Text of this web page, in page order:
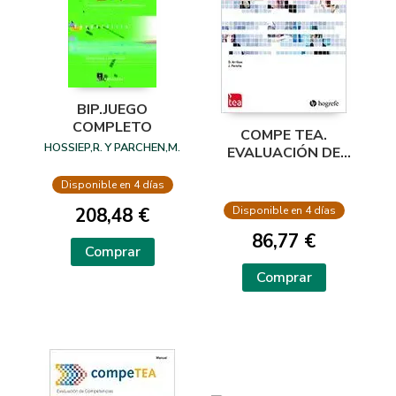
BIP.JUEGO
COMPLETO
HOSSIEP,R. Y PARCHEN,M.
Disponible en 4 días
208,48 €
Comprar
COMPE TEA.
EVALUACIÓN DE
Disponible en 4 días
86,77 €
Comprar